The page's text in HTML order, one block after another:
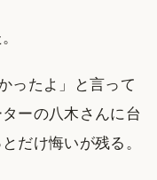
ったよ」と言って
ーの八木さんに台
だけ悔いが残る。